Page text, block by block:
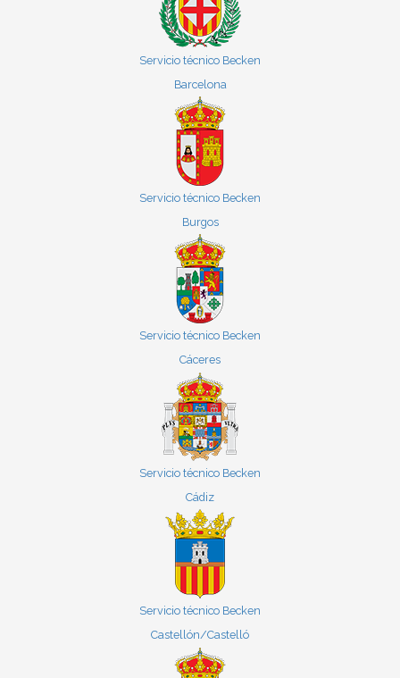
Servicio técnico Becken
Barcelona
Servicio técnico Becken
Burgos
Servicio técnico Becken
Cáceres
Servicio técnico Becken
Cádiz
Servicio técnico Becken
Castellón/Castelló